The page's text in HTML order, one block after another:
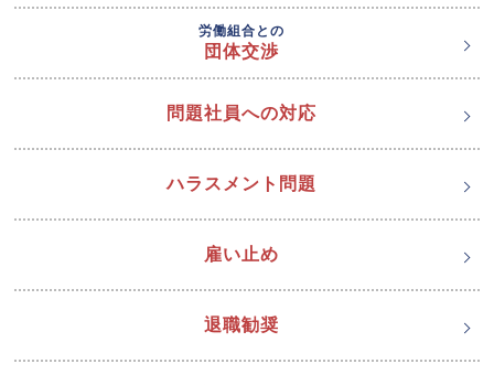
労働組合との
団体交渉
問題社員への対応
ハラスメント問題
雇い止め
退職勧奨